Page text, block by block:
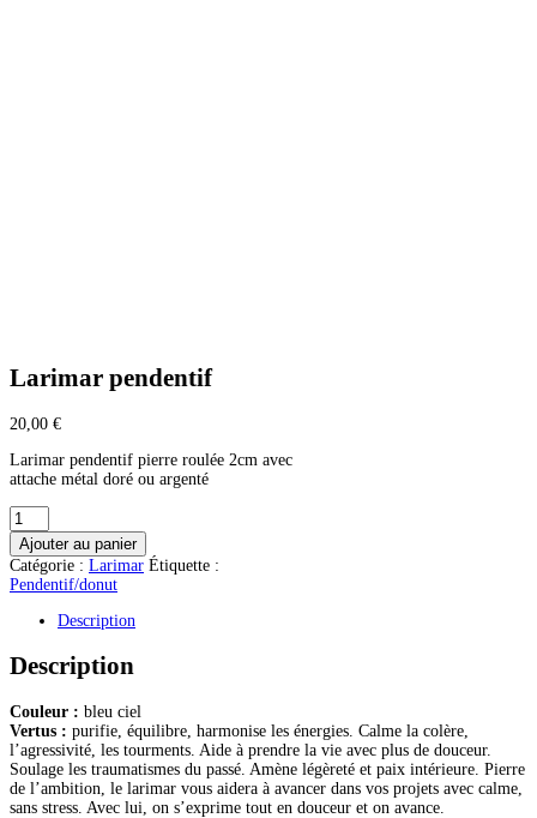
Larimar pendentif
20,00 €
Larimar pendentif pierre roulée 2cm avec
attache métal doré ou argenté
quantité
de
Larimar
pendentif
Ajouter au panier
Catégorie : Larimar Étiquette :
Pendentif/donut
Description
Description
Couleur : bleu ciel
Vertus : purifie, équilibre, harmonise les énergies. Calme la colère,
l’agressivité, les tourments. Aide à prendre la vie avec plus de douceur.
Soulage les traumatismes du passé. Amène légèreté et paix intérieure. Pierre
de l’ambition, le larimar vous aidera à avancer dans vos projets avec calme,
sans stress. Avec lui, on s’exprime tout en douceur et on avance.